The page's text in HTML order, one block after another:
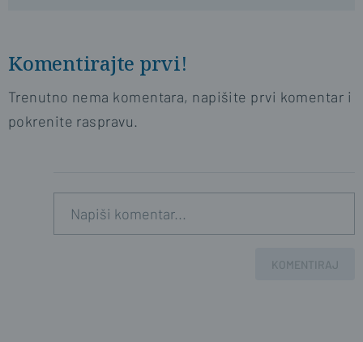
Komentirajte prvi!
Trenutno nema komentara, napišite prvi komentar i
pokrenite raspravu.
KOMENTIRAJ